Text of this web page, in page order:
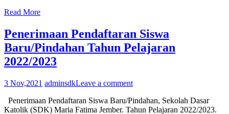
Read More
Penerimaan Pendaftaran Siswa
Baru/Pindahan Tahun Pelajaran
2022/2023
3 Nov,2021 adminsdkLeave a comment
Penerimaan Pendaftaran Siswa Baru/Pindahan, Sekolah Dasar
Katolik (SDK) Maria Fatima Jember. Tahun Pelajaran 2022/2023.